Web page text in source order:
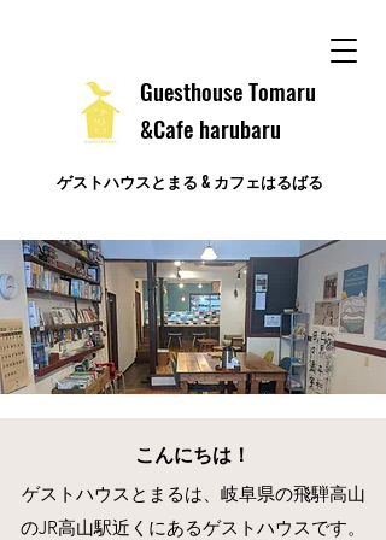
​Guesthouse Tomaru
&Cafe harubaru
ゲストハウスとまる & カフェはるばる
​こんにちは！
ゲストハウスとまるは、岐阜県の飛騨高山
のJR高山駅近くにあるゲストハウスです。